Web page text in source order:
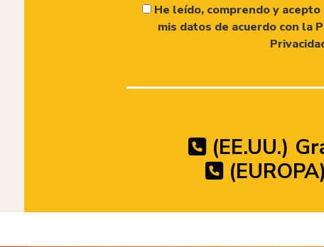
He leído, comprendo y acepto
mis datos de acuerdo con la
(EE.UU.)